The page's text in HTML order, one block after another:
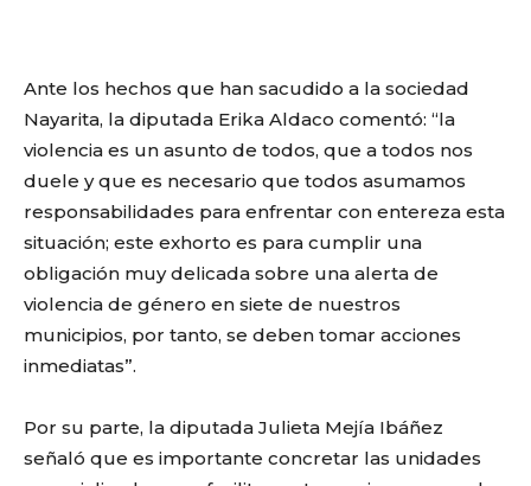
Ante los hechos que han sacudido a la sociedad
Nayarita, la diputada Erika Aldaco comentó: “la
violencia es un asunto de todos, que a todos nos
duele y que es necesario que todos asumamos
responsabilidades para enfrentar con entereza esta
situación; este exhorto es para cumplir una
obligación muy delicada sobre una alerta de
violencia de género en siete de nuestros
municipios, por tanto, se deben tomar acciones
inmediatas”.
Por su parte, la diputada Julieta Mejía Ibáñez
señaló que es importante concretar las unidades